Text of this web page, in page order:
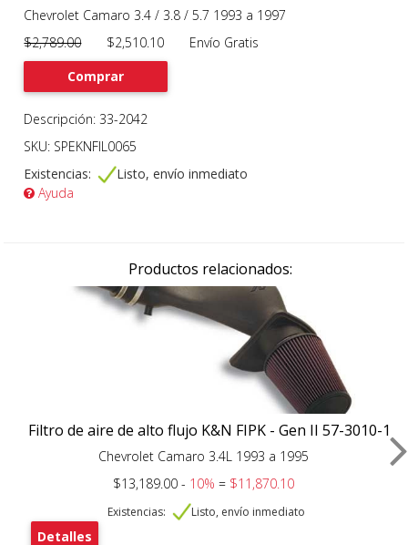
Previous
Chevrolet Camaro 3.4 / 3.8 / 5.7 1993 a 1997
$2,789.00$2,510.10 Envío Gratis
Comprar
Descripción: 33-2042
SKU: SPEKNFIL0065
Existencias:
Listo, envío inmediato
Ayuda
Productos relacionados:
Filtro de aire de alto flujo K&N FIPK - Gen II 57-3010-1
Chevrolet Camaro 3.4L 1993 a 1995
$13,189.00 - 10%= $11,870.10
Existencias: Listo, envío inmediato
Detalles